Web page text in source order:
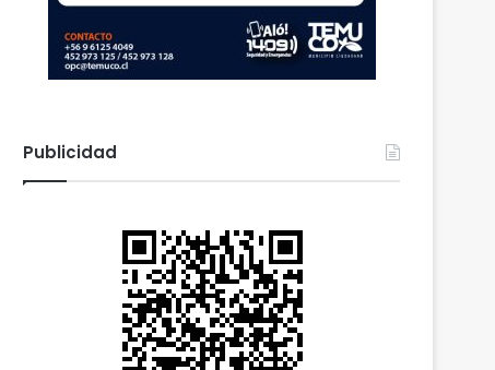
Publicidad